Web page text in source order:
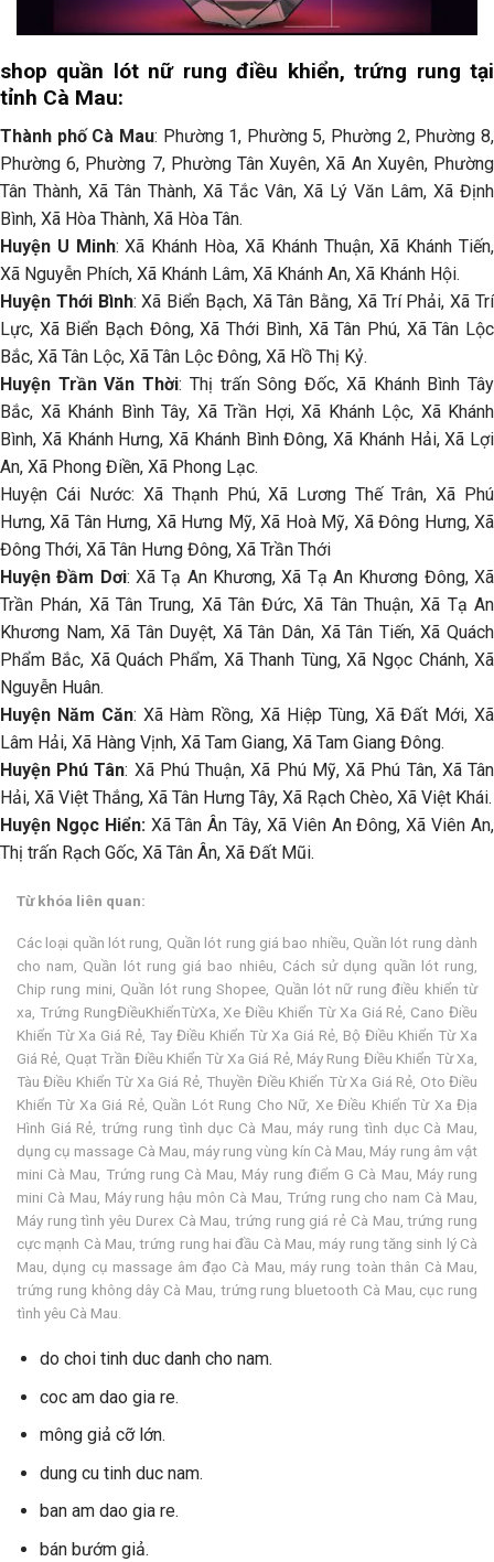
shop quần lót nữ rung điều khiển, trứng rung tại
tỉnh Cà Mau:
Thành phố Cà Mau: Phường 1, Phường 5, Phường 2, Phường 8,
Phường 6, Phường 7, Phường Tân Xuyên, Xã An Xuyên, Phường
Tân Thành, Xã Tân Thành, Xã Tắc Vân, Xã Lý Văn Lâm, Xã Định
Bình, Xã Hòa Thành, Xã Hòa Tân.
Huyện U Minh: Xã Khánh Hòa, Xã Khánh Thuận, Xã Khánh Tiến,
Xã Nguyễn Phích, Xã Khánh Lâm, Xã Khánh An, Xã Khánh Hội.
Huyện Thới Bình: Xã Biển Bạch, Xã Tân Bằng, Xã Trí Phải, Xã Trí
Lực, Xã Biển Bạch Đông, Xã Thới Bình, Xã Tân Phú, Xã Tân Lộc
Bắc, Xã Tân Lộc, Xã Tân Lộc Đông, Xã Hồ Thị Kỷ.
Huyện Trần Văn Thời: Thị trấn Sông Đốc, Xã Khánh Bình Tây
Bắc, Xã Khánh Bình Tây, Xã Trần Hợi, Xã Khánh Lộc, Xã Khánh
Bình, Xã Khánh Hưng, Xã Khánh Bình Đông, Xã Khánh Hải, Xã Lợi
An, Xã Phong Điền, Xã Phong Lạc.
Huyện Cái Nước: Xã Thạnh Phú, Xã Lương Thế Trân, Xã Phú
Hưng, Xã Tân Hưng, Xã Hưng Mỹ, Xã Hoà Mỹ, Xã Đông Hưng, Xã
Đông Thới, Xã Tân Hưng Đông, Xã Trần Thới
Huyện Đầm Dơi: Xã Tạ An Khương, Xã Tạ An Khương Đông, Xã
Trần Phán, Xã Tân Trung, Xã Tân Đức, Xã Tân Thuận, Xã Tạ An
Khương Nam, Xã Tân Duyệt, Xã Tân Dân, Xã Tân Tiến, Xã Quách
Phẩm Bắc, Xã Quách Phẩm, Xã Thanh Tùng, Xã Ngọc Chánh, Xã
Nguyễn Huân.
Huyện Năm Căn: Xã Hàm Rồng, Xã Hiệp Tùng, Xã Đất Mới, Xã
Lâm Hải, Xã Hàng Vịnh, Xã Tam Giang, Xã Tam Giang Đông.
Huyện Phú Tân: Xã Phú Thuận, Xã Phú Mỹ, Xã Phú Tân, Xã Tân
Hải, Xã Việt Thắng, Xã Tân Hưng Tây, Xã Rạch Chèo, Xã Việt Khái.
Huyện Ngọc Hiển:Xã Tân Ân Tây, Xã Viên An Đông, Xã Viên An,
Thị trấn Rạch Gốc, Xã Tân Ân, Xã Đất Mũi.
Từ khóa liên quan:
Các loại quần lót rung, Quần lót rung giá bao nhiều, Quần lót rung dành
cho nam, Quần lót rung giá bao nhiêu, Cách sử dụng quần lót rung,
Chip rung mini, Quần lót rung Shopee, Quần lót nữ rung điều khiển từ
xa, Trứng RungĐiềuKhiểnTừXa, Xe Điều Khiển Từ Xa Giá Rẻ, Cano Điều
Khiển Từ Xa Giá Rẻ, Tay Điều Khiển Từ Xa Giá Rẻ, Bộ Điều Khiển Từ Xa
Giá Rẻ, Quạt Trần Điều Khiển Từ Xa Giá Rẻ, Máy Rung Điều Khiển Từ Xa,
Tàu Điều Khiển Từ Xa Giá Rẻ, Thuyền Điều Khiển Từ Xa Giá Rẻ, Oto Điều
Khiển Từ Xa Giá Rẻ, Quần Lót Rung Cho Nữ, Xe Điều Khiển Từ Xa Địa
Hình Giá Rẻ, trứng rung tình dục Cà Mau, máy rung tình dục Cà Mau,
dụng cụ massage Cà Mau, máy rung vùng kín Cà Mau, Máy rung âm vật
mini Cà Mau, Trứng rung Cà Mau, Máy rung điểm G Cà Mau, Máy rung
mini Cà Mau, Máy rung hậu môn Cà Mau, Trứng rung cho nam Cà Mau,
Máy rung tình yêu Durex Cà Mau, trứng rung giá rẻ Cà Mau, trứng rung
cực mạnh Cà Mau, trứng rung hai đầu Cà Mau, máy rung tăng sinh lý Cà
Mau, dụng cụ massage âm đạo Cà Mau, máy rung toàn thân Cà Mau,
trứng rung không dây Cà Mau, trứng rung bluetooth Cà Mau, cục rung
tình yêu Cà Mau.
do choi tinh duc danh cho nam.
coc am dao gia re.
mông giả cỡ lớn.
dung cu tinh duc nam.
ban am dao gia re.
bán bướm giả.